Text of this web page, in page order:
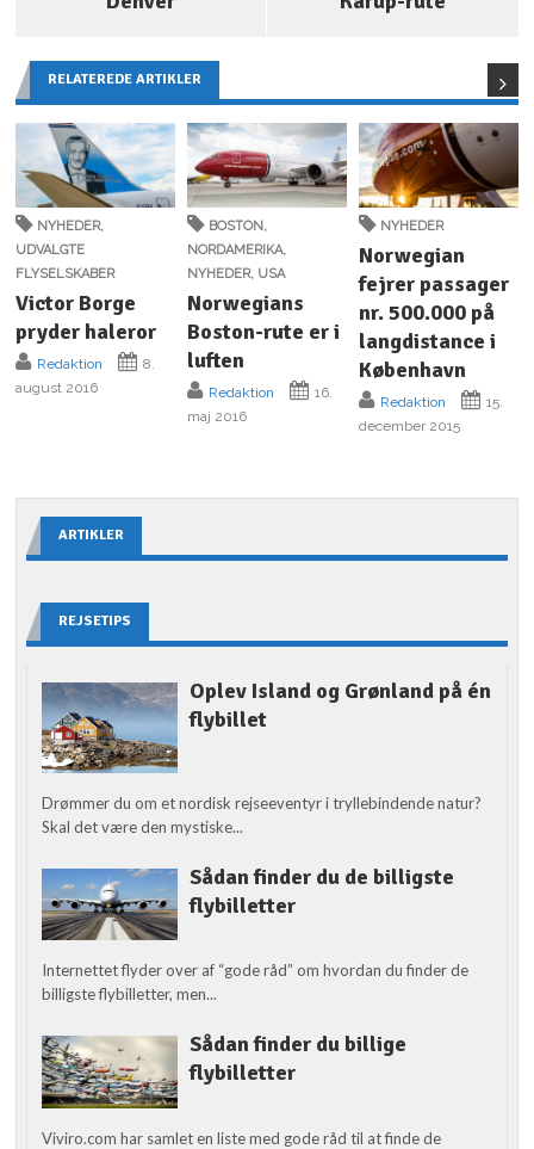
RELATEREDE ARTIKLER
NYHEDER,
UDVALGTE
FLYSELSKABER
Victor Borge
pryder haleror
Redaktion
8.
august 2016
BOSTON ,
NORDAMERIKA,
NYHEDER, USA
Norwegians
Boston-rute er i
luften
Redaktion
16.
maj 2016
NYHEDER
Norwegian
fejrer passager
nr. 500.000 på
langdistance i
København
Redaktion
15.
december 2015
ARTIKLER
REJSETIPS
Oplev Island og Grønland på én
flybillet
Drømmer du om et nordisk rejseeventyr i tryllebindende natur?
Skal det være den mystiske...
Sådan finder du de billigste
flybilletter
Internettet flyder over af “gode råd” om hvordan du finder de
billigste flybilletter, men...
Sådan finder du billige
flybilletter
Viviro.com har samlet en liste med gode råd til at finde de